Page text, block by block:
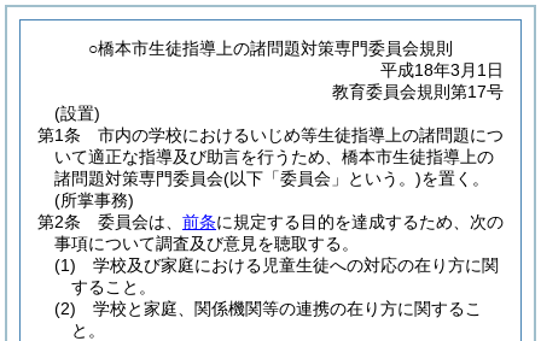
○橋本市生徒指導上の諸問題対策専門委員会規則
平成18年3月1日
教育委員会規則第17号
(設置)
第1条
市内の学校におけるいじめ等生徒指導上の諸問題につ
いて適正な指導及び助言を行うため、橋本市生徒指導上の
諸問題対策専門委員会(以下「委員会」という。)を置く。
(所掌事務)
第2条
委員会は、 前条に規定する目的を達成するため、次の
事項について調査及び意見を聴取する。
(1)
学校及び家庭における児童生徒への対応の在り方に関
すること。
(2)
学校と家庭、関係機関等の連携の在り方に関するこ
と。